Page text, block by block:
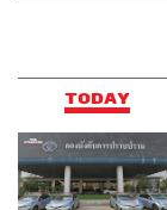
TODAY